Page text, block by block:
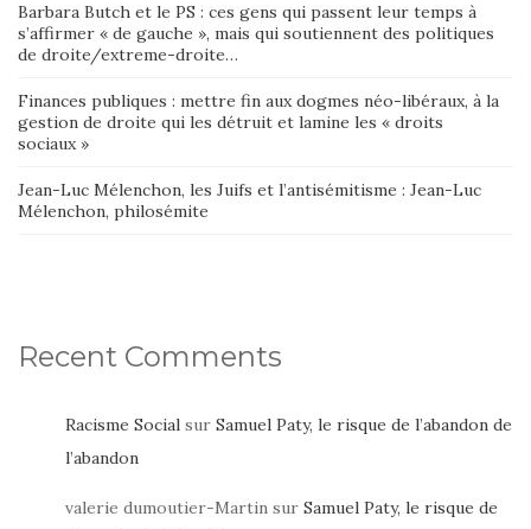
Barbara Butch et le PS : ces gens qui passent leur temps à
s’affirmer « de gauche », mais qui soutiennent des politiques
de droite/extreme-droite…
Finances publiques : mettre fin aux dogmes néo-libéraux, à la
gestion de droite qui les détruit et lamine les « droits
sociaux »
Jean-Luc Mélenchon, les Juifs et l’antisémitisme : Jean-Luc
Mélenchon, philosémite
Recent Comments
Racisme Social sur Samuel Paty, le risque de l’abandon de
l’abandon
valerie dumoutier-Martin sur Samuel Paty, le risque de